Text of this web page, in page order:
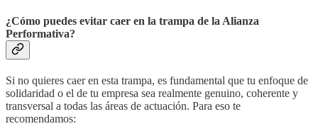
¿Cómo puedes evitar caer en la trampa de la Alianza
Performativa?
Si no quieres caer en esta trampa, es fundamental que tu enfoque de
solidaridad o el de tu empresa sea realmente genuino, coherente y
transversal a todas las áreas de actuación. Para eso te
recomendamos: